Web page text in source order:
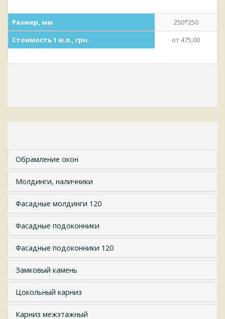
Размер, мм
250*250
Стоимость 1 м.п., грн.
от 475,00
Обрамление окон
Молдинги, наличники
Фасадные молдинги 120
Фасадные подоконники
Фасадные подоконники 120
Замковый камень
Цокольный карниз
Карниз межэтажный